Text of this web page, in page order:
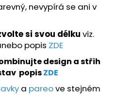
nevypírá se ani v
si svou délku viz.
popis ZDE
design a střih
popisZDE
a pareove stejném